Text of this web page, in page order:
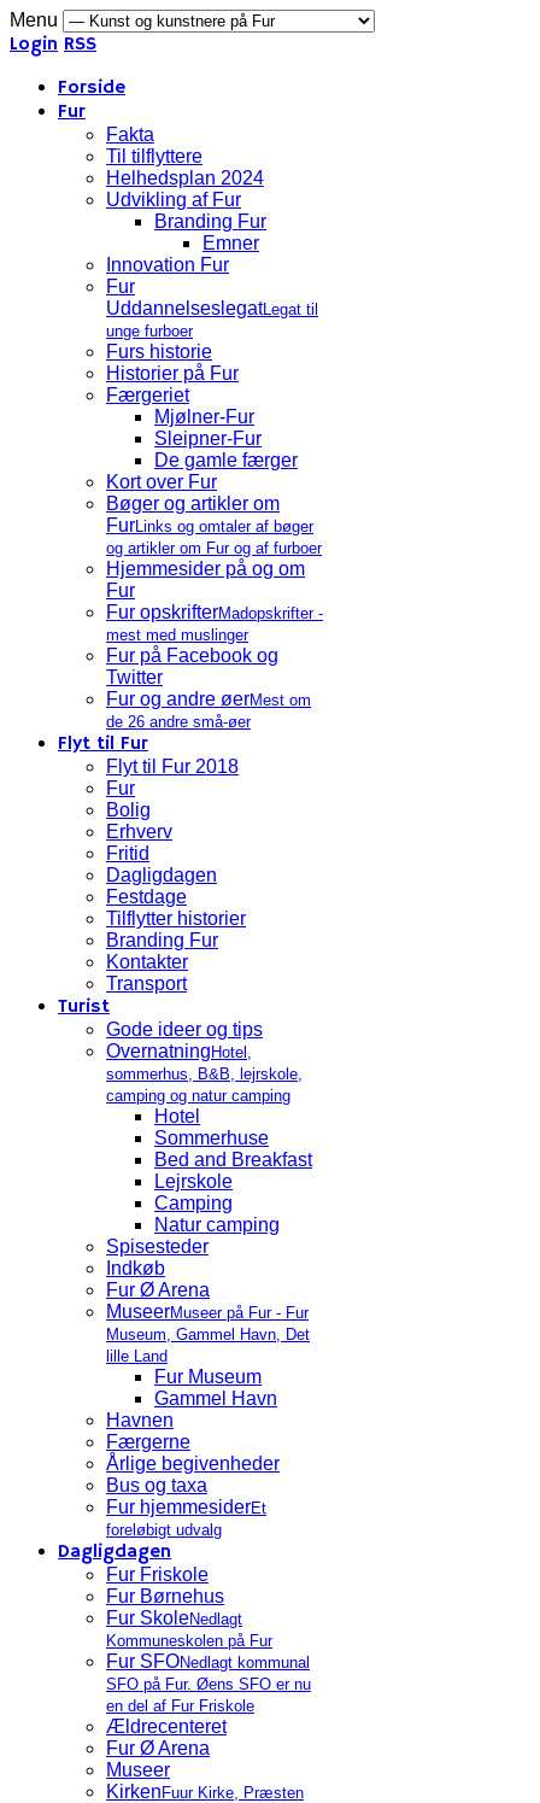
Menu
Login RSS
Forside
Fur
Fakta
Til tilflyttere
Helhedsplan 2024
Udvikling af Fur
Branding Fur
Emner
Innovation Fur
Fur
UddannelseslegatLegat til
unge furboer
Furs historie
Historier på Fur
Færgeriet
Mjølner-Fur
Sleipner-Fur
De gamle færger
Kort over Fur
Bøger og artikler om
FurLinks og omtaler af bøger
og artikler om Fur og af furboer
Hjemmesider på og om
Fur
Fur opskrifterMadopskrifter -
mest med muslinger
Fur på Facebook og
Twitter
Fur og andre øerMest om
de 26 andre små-øer
Flyt til Fur
Flyt til Fur 2018
Fur
Bolig
Erhverv
Fritid
Dagligdagen
Festdage
Tilflytter historier
Branding Fur
Kontakter
Transport
Turist
Gode ideer og tips
Overnatning Hotel,
sommerhus, B&B, lejrskole,
camping og natur camping
Hotel
Sommerhuse
Bed and Breakfast
Lejrskole
Camping
Natur camping
Spisesteder
Indkøb
Fur Ø Arena
MuseerMuseer på Fur - Fur
Museum, Gammel Havn, Det
lille Land
Fur Museum
Gammel Havn
Havnen
Færgerne
Årlige begivenheder
Bus og taxa
Fur hjemmesiderEt
foreløbigt udvalg
Dagligdagen
Fur Friskole
Fur Børnehus
Fur SkoleNedlagt
Kommuneskolen på Fur
Fur SFONedlagt kommunal
SFO på Fur. Øens SFO er nu
en del af Fur Friskole
Ældrecenteret
Fur Ø Arena
Museer
Kirken Fuur Kirke, Præsten